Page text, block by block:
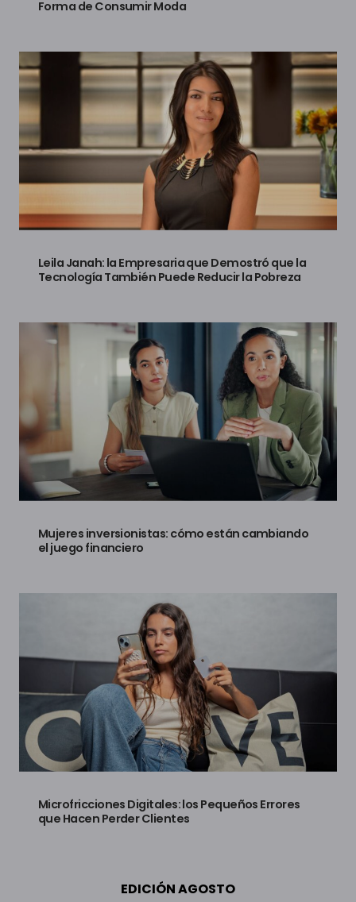
Forma de Consumir Moda
Leila Janah: la Empresaria que Demostró que la
Tecnología También Puede Reducir la Pobreza
Mujeres inversionistas: cómo están cambiando
el juego financiero
Microfricciones Digitales: los Pequeños Errores
que Hacen Perder Clientes
EDICIÓN AGOSTO